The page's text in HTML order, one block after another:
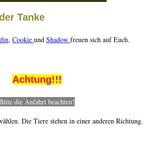
Tanke
, Cookie und Shadow freuen sich auf Euch.
Achtung!!!
die Anfahrt beachten!
Die Tiere stehen in einer anderen Richtung.